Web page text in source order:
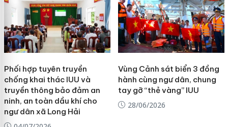
Phối hợp tuyên truyền
chống khai thác IUU và
truyền thông bảo đảm an
ninh, an toàn dầu khí cho
ngư dân xã Long Hải
Vùng Cảnh sát biển 3 đồng
hành cùng ngư dân, chung
tay gỡ “thẻ vàng” IUU
28/06/2026